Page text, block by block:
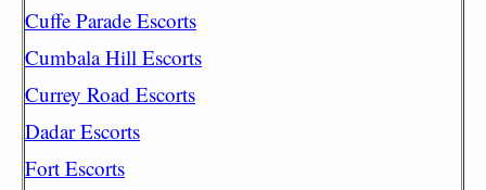
Cuffe Parade Escorts
Cumbala Hill Escorts
Currey Road Escorts
Dadar Escorts
Fort Escorts